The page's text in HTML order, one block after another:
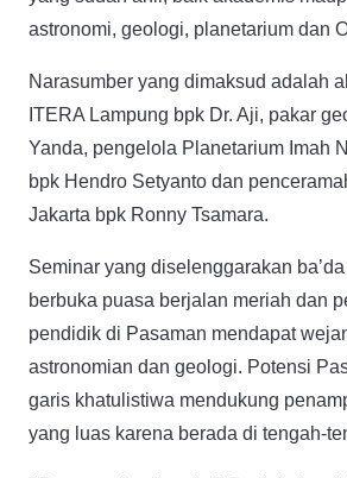
astronomi, geologi, planetarium dan
Narasumber yang dimaksud adalah
ITERA Lampung bpk Dr. Aji, pakar
Yanda, pengelola Planetarium Imah
bpk Hendro Setyanto dan
Jakarta bpk Ronny Tsamara.
Seminar yang diselenggarakan
berbuka puasa berjalan meriah dan
pendidik di Pasaman mendapat
astronomian dan geologi. Potensi
garis khatulistiwa mendukung
yang luas karena berada di tengah-